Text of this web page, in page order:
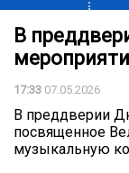
В
17:33 07.05.2026
В преддверии
посвященное
музыкальную